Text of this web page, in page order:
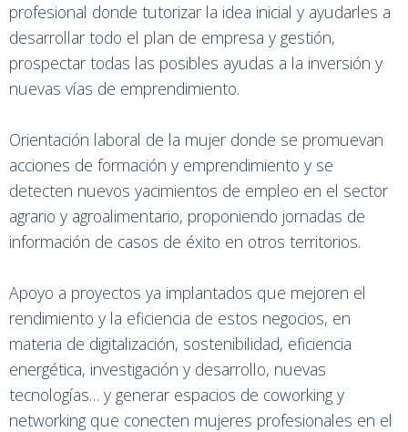
profesional donde tutorizar la idea inicial y ayudarles a
desarrollar todo el plan de empresa y gestión,
prospectar todas las posibles ayudas a la inversión y
nuevas vías de emprendimiento.
Orientación laboral de la mujer donde se promuevan
acciones de formación y emprendimiento y se
detecten nuevos yacimientos de empleo en el sector
agrario y agroalimentario, proponiendo jornadas de
información de casos de éxito en otros territorios.
Apoyo a proyectos ya implantados que mejoren el
rendimiento y la eficiencia de estos negocios, en
materia de digitalización, sostenibilidad, eficiencia
energética, investigación y desarrollo, nuevas
tecnologías… y generar espacios de coworking y
networking que conecten mujeres profesionales en el